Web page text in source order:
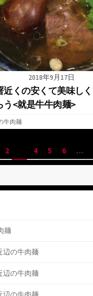
2018年9月17日
近くの安くて美味し
う<就是牛牛肉麺>
牛肉麺
2 4 5 6 …
麺
辺の牛肉麺
辺の牛肉麺